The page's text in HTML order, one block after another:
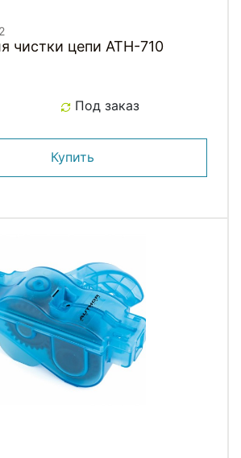
чистки цепи ATH-710
Под заказ
Купить